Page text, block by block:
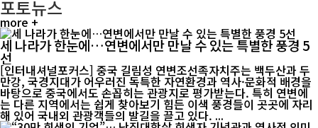
포토뉴스
more +
세 나라가 한눈에…연변에서만 만날 수 있는 특별한 풍경 5
선
[인터내셔널포커스] 중국 길림성 연변조선족자치주는 백두산과 두
만강, 국경지대가 어우러진 독특한 자연환경과 역사·문화적 배경을
바탕으로 중국에서도 손꼽히는 관광지로 평가받는다. 특히 연변에
는 다른 지역에서는 쉽게 찾아보기 힘든 이색 풍경들이 곳곳에 자리
해 있어 국내외 관광객들의 발길을 끌고 있다. ...